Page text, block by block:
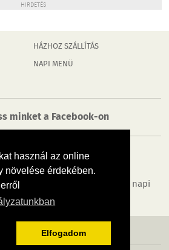
használ az online
növelése érdekében.
Elfogadom
HIRDETÉS
HÁZHOZ SZÁLLÍTÁS
NAPI MENÜ
minket a Facebook-on
Hírek, programok, képek, napi
ami Dombóvár
IMPRESSZUM RÓLUNK